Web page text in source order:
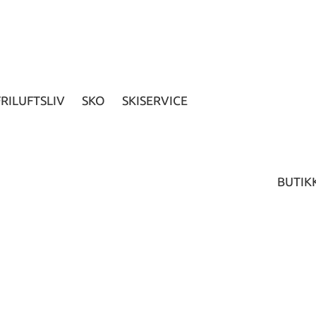
SKO SKISERVICE